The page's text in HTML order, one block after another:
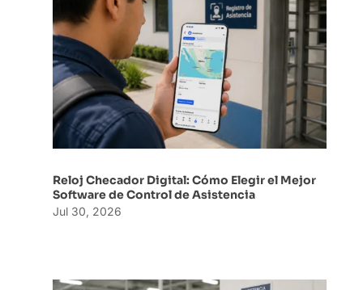
Reloj Checador Digital: Cómo Elegir el Mejor
Software de Control de Asistencia
Jul 30, 2026